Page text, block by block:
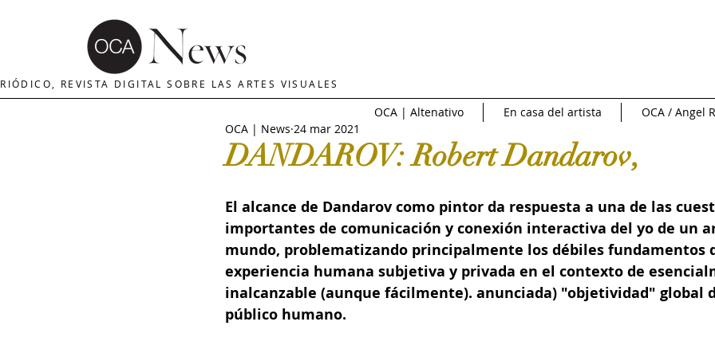
MERCADO DE ARTE INTERNACIONAL
The Art Newspaper Crítica de Arte Art News Sotheby's Subasta
Palacio deBellas arte Crítica y Teoría del arte Conversatorio en la Red
Escultura
DANDAROV: Robert Dandarov,
OCA | News 24 mar 2021
El alcance de Dandarov como pintor da respuesta a una de las
importantes de comunicación y conexión interactiva del yo de un
mundo, problematizando principalmente los débiles fundamentos
experiencia humana subjetiva y privada en el contexto de
inalcanzable (aunque fácilmente). anunciada) "objetividad" global
público humano.
REVISTA DIGITAL SOBRE LAS ARTES VISUALES
OCA | Altenativo En casa del artista OCA / Angel